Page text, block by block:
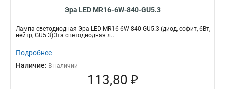
Эра LED MR16-6W-840-GU5.3
Лампа светодиодная Эра LED MR16-6W-840-GU5.3 (диод, софит, 6Вт,
нейтр, GU5.3)Эта светодиодная л...
Подробнее
Наличие: В наличии
113,80 ₽